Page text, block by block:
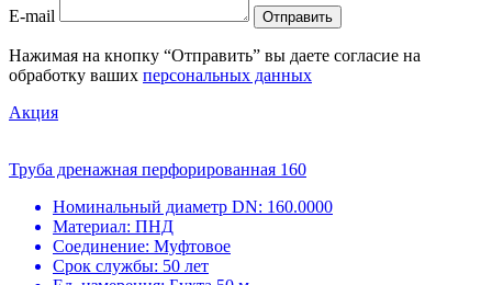
E-mail Отправить
Нажимая на кнопку “Отправить” вы даете согласие на
обработку ваших персональных данных
Акция
Труба дренажная перфорированная 160
Номинальный диаметр DN: 160.0000
Материал: ПНД
Соединение: Муфтовое
Срок службы: 50 лет